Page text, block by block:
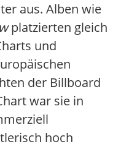
aus. Alben wie
platzierten gleich
und
der Billboard
war sie in
hoch